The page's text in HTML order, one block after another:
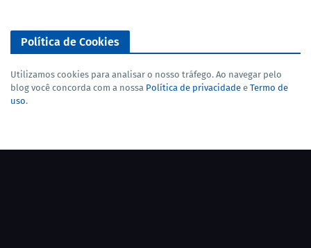
Política de Cookies
Utilizamos cookies para analisar o nosso tráfego. Ao navegar pelo
blog você concorda com a nossa Política de privacidade e Termo de
uso.